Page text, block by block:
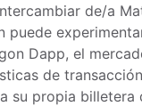
de/a
puede
Dapp, el
de
su propia billetera